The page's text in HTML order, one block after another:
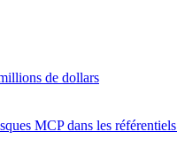
de dollars
MCP dans les